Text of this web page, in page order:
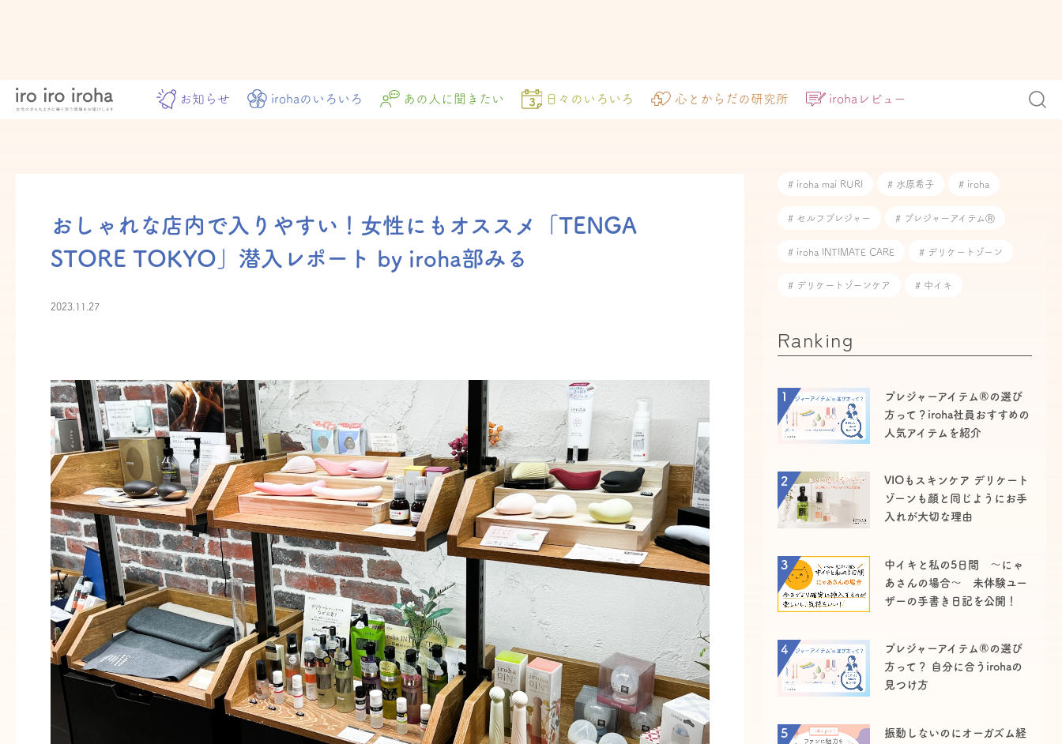
お知らせ irohaのいろいろ あの人に聞きたい 日々のいろいろ 心とからだの研究所 irohaレビュー
おしゃれな店内で入りやすい！女性にもオススメ「TENGA
STORE TOKYO」潜入レポート by iroha部みる
2023.11.27
# iroha mai RURI # 水原希子 # iroha
# セルフプレジャー # プレジャーアイテムⓇ
# iroha INTIMATE CARE # デリケートゾーン
# デリケートゾーンケア # 中イキ
Ranking
1
プレジャーアイテム®の選び
方って？iroha社員おすすめの
人気アイテムを紹介
2
VIOもスキンケア デリケート
ゾーンも顔と同じようにお手
入れが大切な理由
3
中イキと私の5日間 ～にゃ
あさんの場合～ 未体験ユー
ザーの手書き日記を公開！
4
プレジャーアイテム®の選び
方って？ 自分に合うirohaの
見つけ方
5
振動しないのにオーガズム経